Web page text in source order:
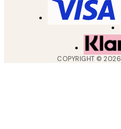
COPYRIGHT ©2026